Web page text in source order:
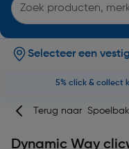
Selecteer een
5% click & collect
Terug naar
Dynamic Way